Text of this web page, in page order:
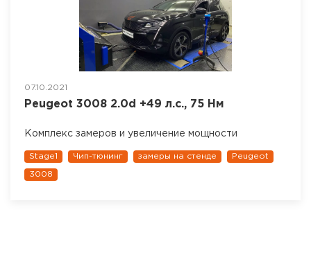
07.10.2021
Peugeot 3008 2.0d +49 л.с., 75 Нм
Комплекс замеров и увеличение мощности
Stage1 Чип-тюнинг замеры на стенде Peugeot
3008